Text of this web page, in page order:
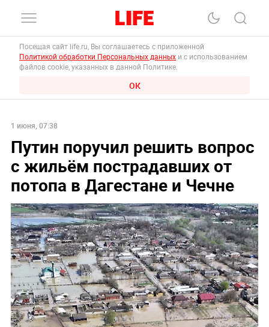
Посещая сайт life.ru, Вы соглашаетесь с приложенной
Политикой обработки Персональных данных и с использованием
файлов cookie, указанных в данной Политике.
ОК
1 июня, 07:38
Путин поручил решить вопрос
с жильём пострадавших от
потопа в Дагестане и Чечне